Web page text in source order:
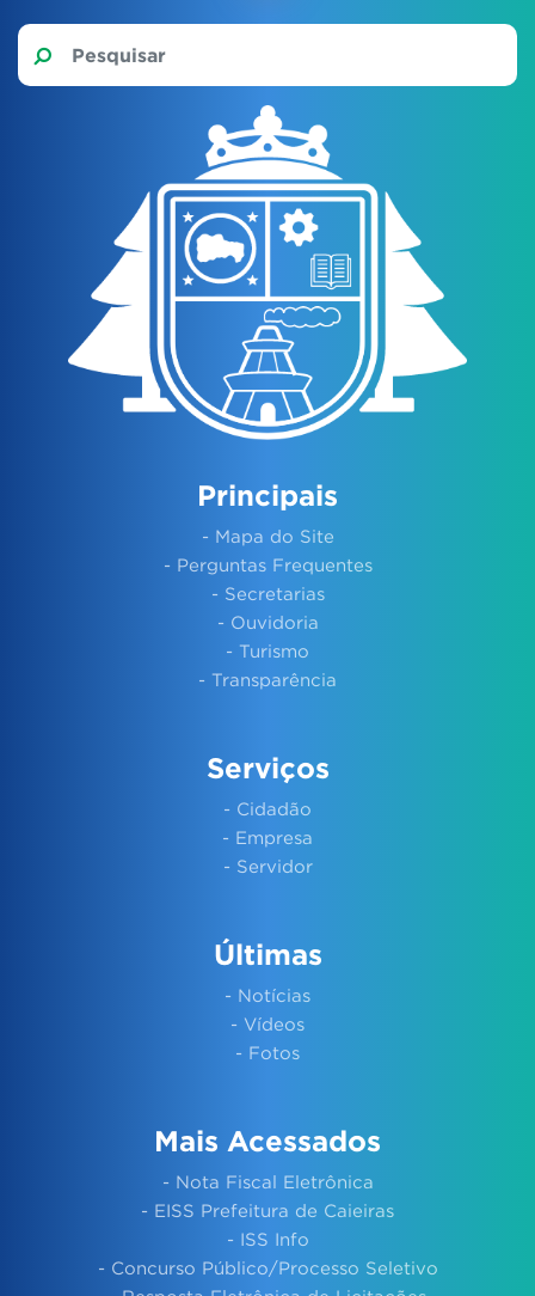
Principais
- Mapa do Site
- Perguntas Frequentes
- Secretarias
- Ouvidoria
- Turismo
- Transparência
Serviços
- Cidadão
- Empresa
- Servidor
Últimas
- Notícias
- Vídeos
- Fotos
Mais Acessados
- Nota Fiscal Eletrônica
- EISS Prefeitura de Caieiras
- ISS Info
- Concurso Público/Processo Seletivo